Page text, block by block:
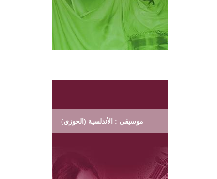
موسيقى : الأندلسية (الحوزي)